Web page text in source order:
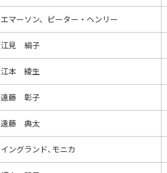
エマーソン、ピーター・ヘンリー
江見 絹子
江本 綾生
遠藤 彰子
遠藤 典太
イングランド､モニカ